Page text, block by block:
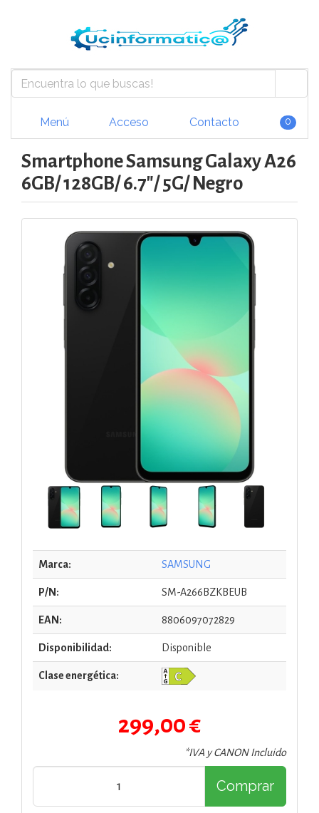
Menú Acceso Contacto 0
Smartphone Samsung Galaxy A26
6GB/ 128GB/ 6.7"/ 5G/ Negro
Marca: SAMSUNG
P/N: SM-A266BZKBEUB
EAN: 8806097072829
Disponibilidad: Disponible
Clase energética:
299,00 €
*IVA y CANON Incluido
Comprar